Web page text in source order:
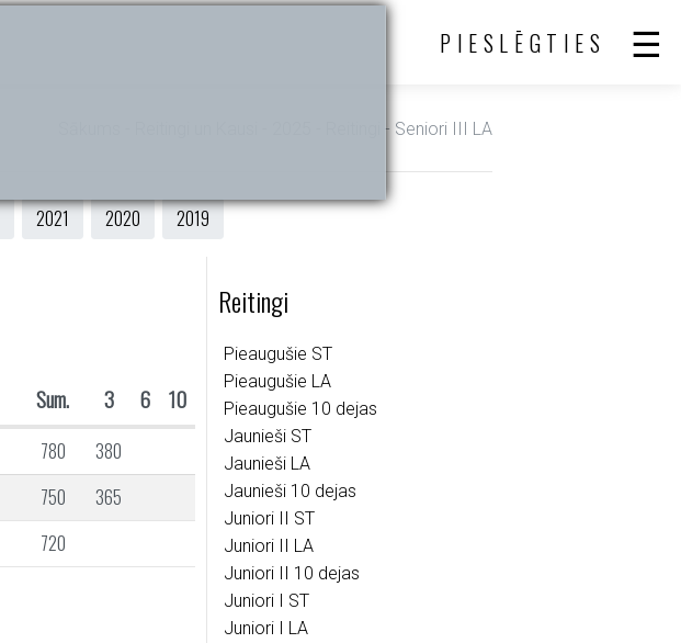
PIESLĒGTIES
- Reitingi un Kausi - 2025 - Reitingi - Seniori III LA
2021 2020 2019
Sum. 3 6 10
780
380
750
365
720
Reitingi
Pieaugušie ST
Pieaugušie LA
Pieaugušie 10 dejas
Jaunieši ST
Jaunieši LA
Jaunieši 10 dejas
Juniori II ST
Juniori II LA
Juniori II 10 dejas
Juniori I ST
Juniori I LA